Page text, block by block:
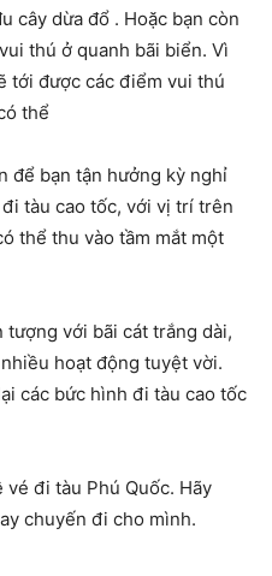
cây dừa đổ . Hoặc bạn còn
thú ở quanh bãi biển. Vì
tới được các điểm vui thú
thể
để bạn tận hưởng kỳ nghỉ
tàu cao tốc, với vị trí trên
thể thu vào tầm mắt một
tượng với bãi cát trắng dài,
hoạt động tuyệt vời.
các bức hình đi tàu cao tốc
đi tàu Phú Quốc. Hãy
chuyến đi cho mình.